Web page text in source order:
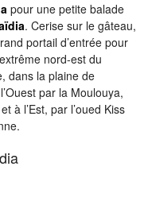
pour une petite balade
. Cerise sur le gâteau,
portail d’entrée pour
nord-est du
dans la plaine de
par la Moulouya,
à l’Est, par l’oued Kiss